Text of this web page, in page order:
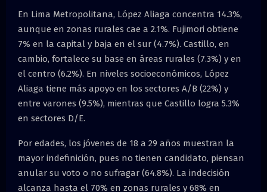
En Lima Metropolitana, López Aliaga concentra 14.3%,
aunque en zonas rurales cae a 2.1%. Fujimori obtiene
7% en la capital y baja en el sur (4.7%). Castillo, en
cambio, fortalece su base en áreas rurales (7.3%) y en
el centro (6.2%). En niveles socioeconómicos, López
Aliaga tiene más apoyo en los sectores A/B (22%) y
entre varones (9.5%), mientras que Castillo logra 5.3%
en sectores D/E.
Por edades, los jóvenes de 18 a 29 años muestran la
mayor indefinición, pues no tienen candidato, piensan
anular su voto o no sufragar (64.8%). La indecisión
alcanza hasta el 70% en zonas rurales y 68% en